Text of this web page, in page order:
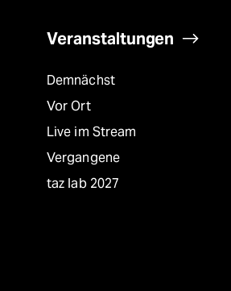
Veranstaltungen
Demnächst
Vor Ort
Live im Stream
Vergangene
taz lab 2027